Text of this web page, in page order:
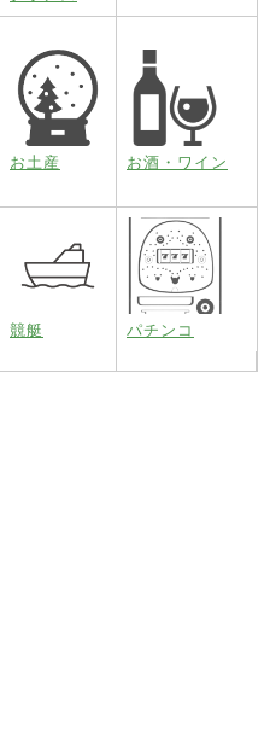
お土産 お酒・ワイン
競艇 パチンコ